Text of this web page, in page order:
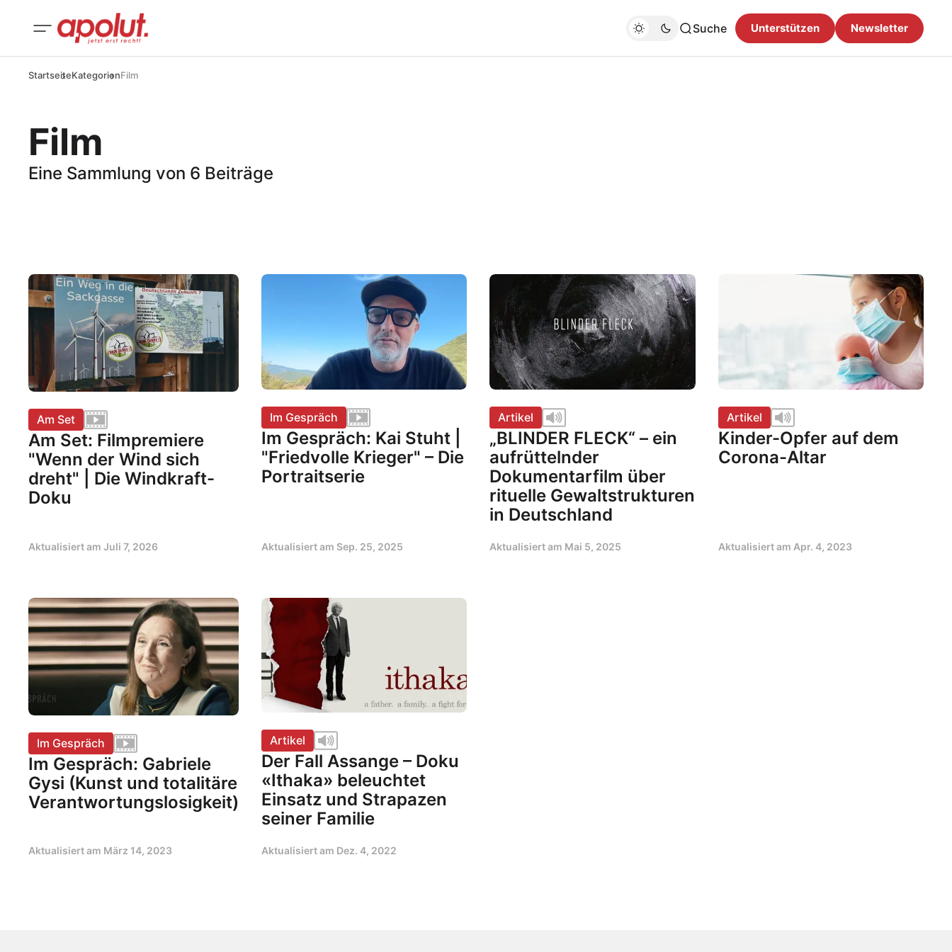
Suche Unterstützen Newsletter
StartseiteKategorienFilm
Film
Eine Sammlung von 6 Beiträge
Am Set
Am Set: Filmpremiere
"Wenn der Wind sich
dreht" | Die Windkraft-
Doku
Aktualisiert am Juli 7, 2026
Im Gespräch
Im Gespräch: Kai Stuht |
"Friedvolle Krieger" – Die
Portraitserie
Aktualisiert am Sep. 25, 2025
Artikel
„BLINDER FLECK“ – ein
aufrüttelnder
Dokumentarfilm über
rituelle Gewaltstrukturen
in Deutschland
Aktualisiert am Mai 5, 2025
Artikel
Kinder-Opfer auf dem
Corona-Altar
Aktualisiert am Apr. 4, 2023
Im Gespräch
Im Gespräch: Gabriele
Gysi (Kunst und totalitäre
Verantwortungslosigkeit)
Aktualisiert am März 14, 2023
Artikel
Der Fall Assange – Doku
«Ithaka» beleuchtet
Einsatz und Strapazen
seiner Familie
Aktualisiert am Dez. 4, 2022